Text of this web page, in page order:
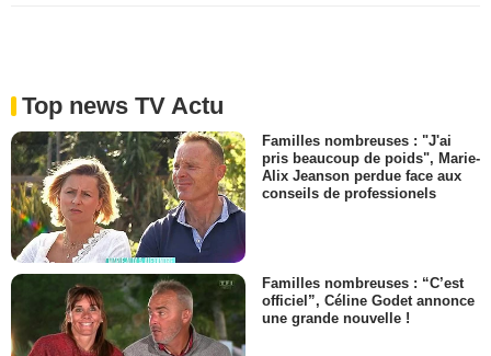
Top news TV Actu
Familles nombreuses : "J'ai
pris beaucoup de poids", Marie-
Alix Jeanson perdue face aux
conseils de professionels
Familles nombreuses : “C’est
officiel”, Céline Godet annonce
une grande nouvelle !